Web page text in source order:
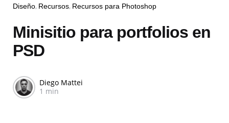
Diseño Recursos Recursos para Photoshop
Minisitio para portfolios en
PSD
Diego Mattei
1 min